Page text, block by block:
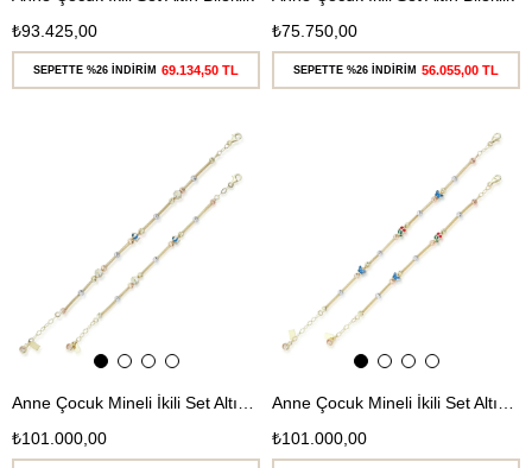
₺93.425,00
SEPETTE %26 İNDİRİM 69.134,50 TL
₺75.750,00
SEPETTE %26 İNDİRİM 56.055,00 TL
₺101.000,00
Ücretsiz
Kargo
₺101.000,00
Ücretsiz
Kargo